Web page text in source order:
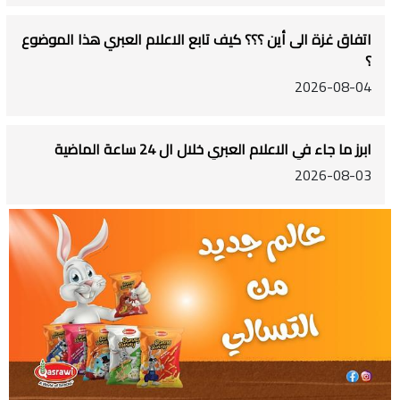
اتفاق غزة الى أين ؟؟؟ كيف تابع الاعلام العبري هذا الموضوع
؟
2026-08-04
ابرز ما جاء في الاعلام العبري خلال ال 24 ساعة الماضية
2026-08-03